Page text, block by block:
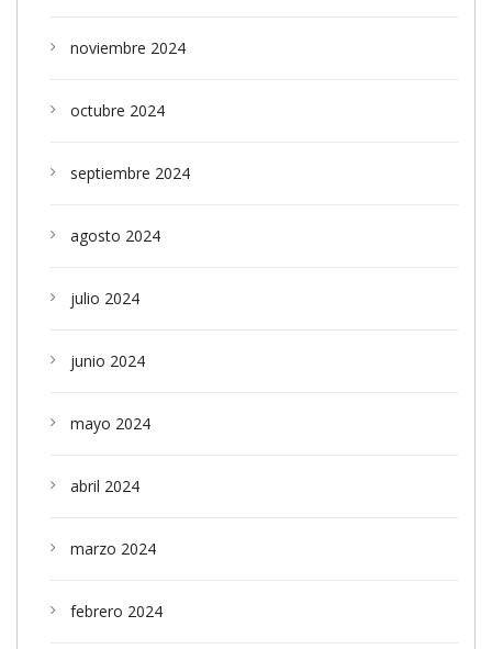
noviembre 2024
octubre 2024
septiembre 2024
agosto 2024
julio 2024
junio 2024
mayo 2024
abril 2024
marzo 2024
febrero 2024